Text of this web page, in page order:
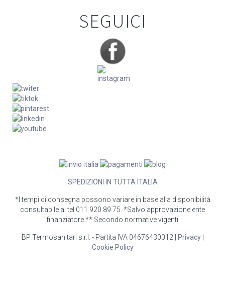
SEGUICI
SPEDIZIONI IN TUTTA ITALIA
*I tempi di consegna possono variare in base alla disponibilità
consultabile al tel 011 920.89.75. *Salvo approvazione ente
finanziatore.** Secondo normative vigenti
BP Termosanitari s.r.l. - Partita IVA 04676430012 | Privacy|
Cookie Policy